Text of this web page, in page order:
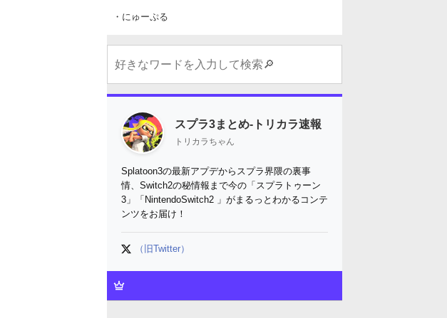
・にゅーぷる
スプラ3まとめ-トリカラ速報
トリカラちゃん
Splatoon3の最新アプデからスプラ界隈の裏事
情、Switch2の秘情報まで今の「スプラトゥーン
3」「NintendoSwitch2 」がまるっとわかるコンテ
ンツをお届け！
（旧Twitter）